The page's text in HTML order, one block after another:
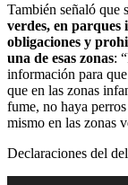
También señaló que
verdes, en parques
obligaciones y
una de esas zonas:
información para
que en las zonas
fume, no haya
mismo en las zonas
Declaraciones del